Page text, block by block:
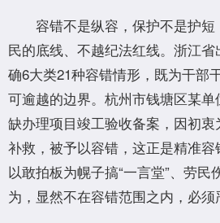
容错不是纵容，保护不是护
民的底线、不越纪法红线。浙江
确6大类21种容错情形，既为干部
可逾越的边界。杭州市钱塘区某
缺办理项目竣工验收备案，因初
补救，被予以容错，这正是精准
以敢拍板为幌子搞“一言堂”、劳民
为，显然不在容错范围之内，必须